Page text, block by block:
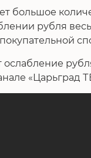
большое
рубля
ослабление
«Царьград